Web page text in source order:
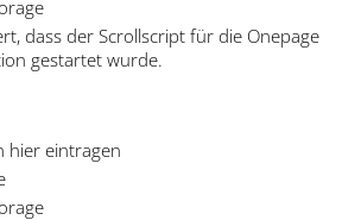
dass der Scrollscript für die Onepage
gestartet wurde.
hier eintragen